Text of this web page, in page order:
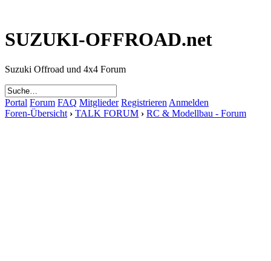
SUZUKI-OFFROAD.net
Suzuki Offroad und 4x4 Forum
Portal Forum FAQ Mitglieder Registrieren Anmelden
Foren-Übersicht › TALK FORUM › RC & Modellbau - Forum